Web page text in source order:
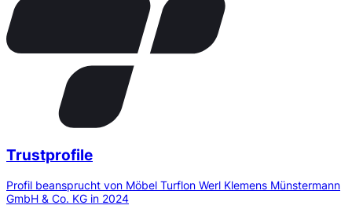
Trustprofile
Profil beansprucht von Möbel Turflon Werl Klemens Münstermann
GmbH & Co. KG in 2024